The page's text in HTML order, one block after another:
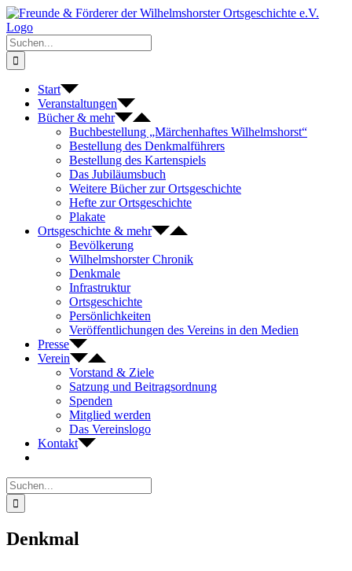
Zum
Inhalt
springen
Suche
nach:
Start
Veranstaltungen
Bücher & mehr
Buchbestellung „Märchenhaftes Wilhelmshorst“
Bestellung des Denkmalführers
Bestellung des Kartenspiels
Das Jubiläumsbuch
Weitere Bücher zur Ortsgeschichte
Hefte zur Ortsgeschichte
Plakate
Ortsgeschichte & mehr
Bevölkerung
Wilhelmshorster Chronik
Denkmale
Infrastruktur
Ortsgeschichte
Persönlichkeiten
Veröffentlichungen des Vereins in den Medien
Presse
Verein
Vorstand & Ziele
Satzung und Beitragsordnung
Spenden
Mitglied werden
Das Vereinslogo
Kontakt
Suche
nach:
Denkmal